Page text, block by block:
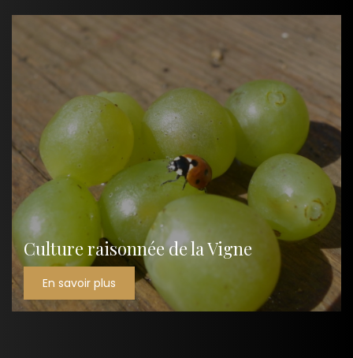
Culture raisonnée de la Vigne
En savoir plus